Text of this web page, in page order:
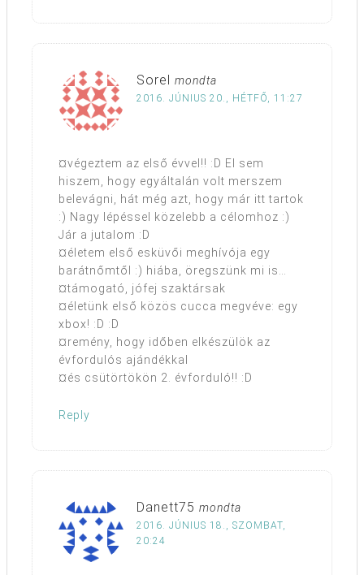
Sorel mondta
2016. JÚNIUS 20., HÉTFŐ, 11:27
¤végeztem az első évvel!! :D El sem
hiszem, hogy egyáltalán volt merszem
belevágni, hát még azt, hogy már itt tartok
:) Nagy lépéssel közelebb a célomhoz :)
Jár a jutalom :D
¤életem első esküvői meghívója egy
barátnőmtől :) hiába, öregszünk mi is…
¤támogató, jófej szaktársak
¤életünk első közös cucca megvéve: egy
xbox! :D :D
¤remény, hogy időben elkészülök az
évfordulós ajándékkal
¤és csütörtökön 2. évforduló!! :D
Reply
Danett75 mondta
2016. JÚNIUS 18., SZOMBAT,
20:24